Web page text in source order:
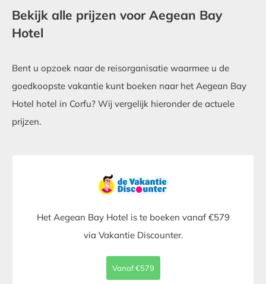
Bekijk alle prijzen voor Aegean Bay
Hotel
Bent u opzoek naar de reisorganisatie waarmee u de
goedkoopste vakantie kunt boeken naar het Aegean Bay
Hotel hotel in Corfu? Wij vergelijk hieronder de actuele
prijzen.
Het Aegean Bay Hotel is te boeken vanaf €579
via Vakantie Discounter.
Vanaf €579